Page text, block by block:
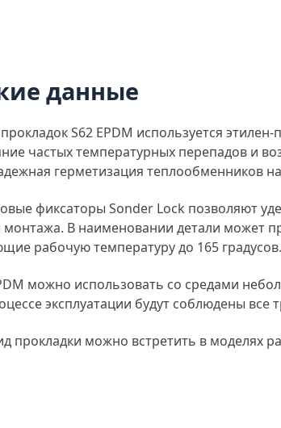
данные
S62 EPDM используется
частых температурных перепадов и
герметизация теплообменников
фиксаторы Sonder Lock позволяют
В наименовании детали может
рабочую температуру до 165 градусов.
можно использовать со средами
эксплуатации будут соблюдены
прокладки можно встретить в моделях